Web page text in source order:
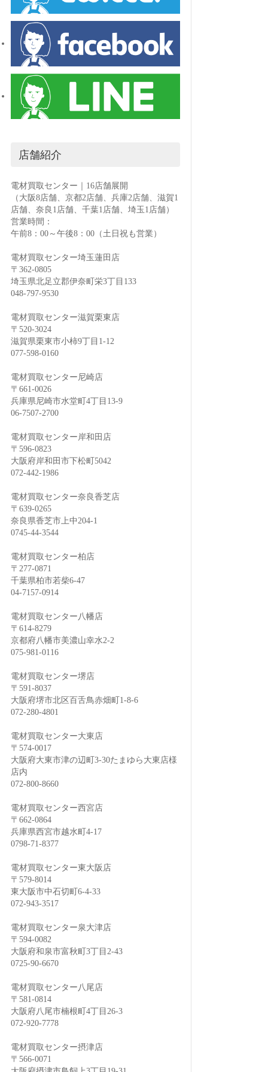
店舗紹介
電材買取センター｜16店舗展開
（大阪8店舗、京都2店舗、兵庫2店舗、滋賀1
店舗、奈良1店舗、千葉1店舗、埼玉1店舗）
営業時間：
午前8：00～午後8：00（土日祝も営業）
電材買取センター埼玉蓮田店
〒362-0805
埼玉県北足立郡伊奈町栄3丁目133
048-797-9530
電材買取センター滋賀栗東店
〒520-3024
滋賀県栗東市小柿9丁目1-12
077-598-0160
電材買取センター尼崎店
〒661-0026
兵庫県尼崎市水堂町4丁目13-9
06-7507-2700
電材買取センター岸和田店
〒596-0823
大阪府岸和田市下松町5042
072-442-1986
電材買取センター奈良香芝店
〒639-0265
奈良県香芝市上中204-1
0745-44-3544
電材買取センター柏店
〒277-0871
千葉県柏市若柴6-47
04-7157-0914
電材買取センター八幡店
〒614-8279
京都府八幡市美濃山幸水2-2
075-981-0116
電材買取センター堺店
〒591-8037
大阪府堺市北区百舌鳥赤畑町1-8-6
072-280-4801
電材買取センター大東店
〒574-0017
大阪府大東市津の辺町3-30たまゆら大東店様
店内
072-800-8660
電材買取センター西宮店
〒662-0864
兵庫県西宮市越水町4-17
0798-71-8377
電材買取センター東大阪店
〒579-8014
東大阪市中石切町6-4-33
072-943-3517
電材買取センター泉大津店
〒594-0082
大阪府和泉市富秋町3丁目2-43
0725-90-6670
電材買取センター八尾店
〒581-0814
大阪府八尾市楠根町4丁目26-3
072-920-7778
電材買取センター摂津店
〒566-0071